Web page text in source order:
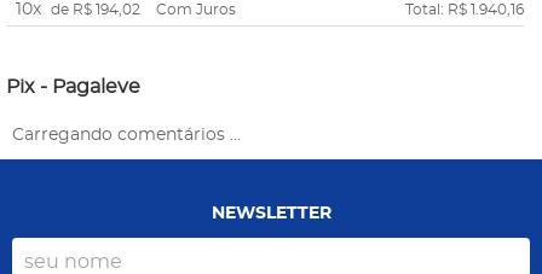
10x de R$ 194,02 Com Juros Total: R$ 1.940,16
Pix - Pagaleve
Carregando comentários ...
NEWSLETTER